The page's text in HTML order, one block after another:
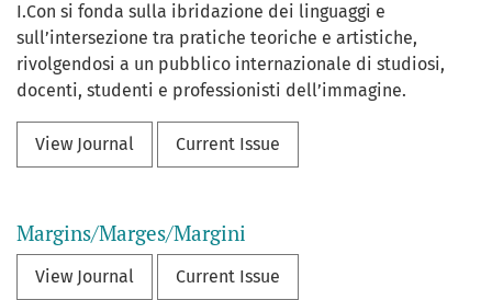
I.Con si fonda sulla ibridazione dei linguaggi e
sull’intersezione tra pratiche teoriche e artistiche,
rivolgendosi a un pubblico internazionale di studiosi,
docenti, studenti e professionisti dell’immagine.
View Journal Current Issue
Margins/Marges/Margini
View Journal Current Issue